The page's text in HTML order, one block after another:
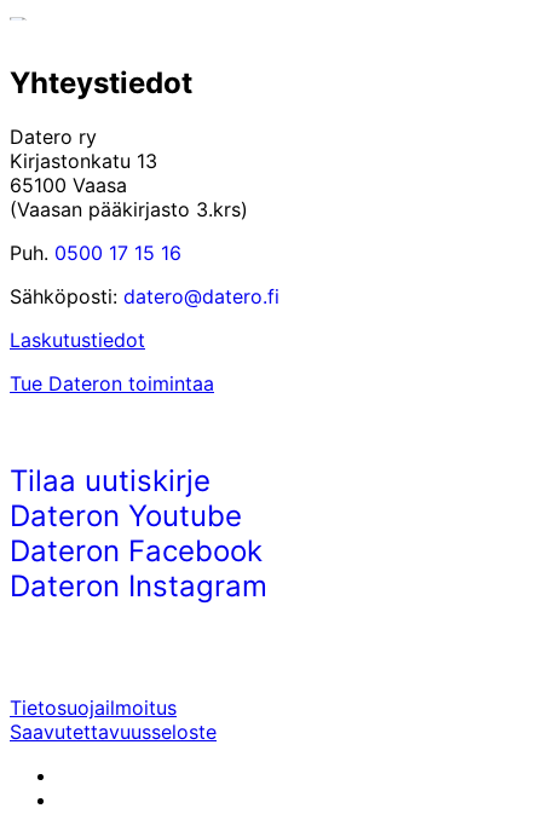
Yhteystiedot
Datero ry
Kirjastonkatu 13
65100 Vaasa
(Vaasan pääkirjasto 3.krs)
Puh. 0500 17 15 16
Sähköposti: datero@datero.fi
Laskutustiedot
Tue Dateron toimintaa
Tilaa uutiskirje
Dateron Youtube
Dateron Facebook
Dateron Instagram
Tietosuojailmoitus
Saavutettavuusseloste